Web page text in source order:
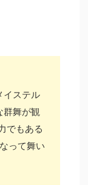
イステル
群舞が観
でもある
って舞い